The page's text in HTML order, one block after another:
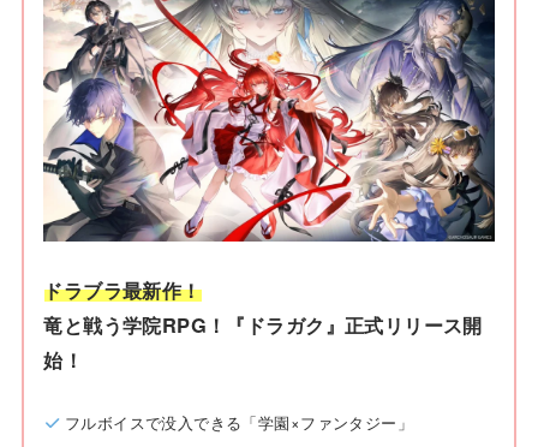
ドラブラ最新作！
竜と戦う学院RPG！『ドラガク』正式リリース開
始！
フルボイスで没入できる「学園×ファンタジー」